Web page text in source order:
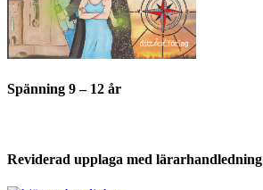
Spänning 9 – 12 år
Reviderad upplaga med lärarhandledning